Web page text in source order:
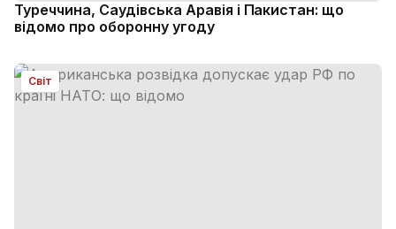
Туреччина, Саудівська Аравія і Пакистан: що
відомо про оборонну угоду
Світ